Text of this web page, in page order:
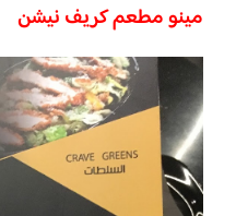
مينو مطعم كريف نيشن